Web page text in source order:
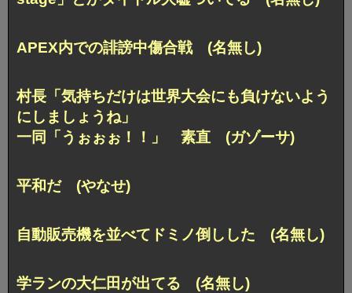
APEX内での誹謗中傷合戦 (名無し)
村長「気持ちだけは世界大会にも負けないよう
にしましょうね」
一同「うぉぉぉ！！」 素直 (ガゾーサ)
平和だ (やなせ)
自動販売機を並べてドミノ倒しした (名無し)
学ランの大仁田が出てる (名無し)